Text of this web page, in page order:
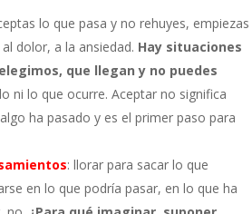
lo que pasa y no rehuyes, empiezas
dolor, a la ansiedad. Hay situaciones
que llegan y no puedes
ni lo que ocurre. Aceptar no significa
ha pasado y es el primer paso para
: llorar para sacar lo que
en lo que podría pasar, en lo que ha